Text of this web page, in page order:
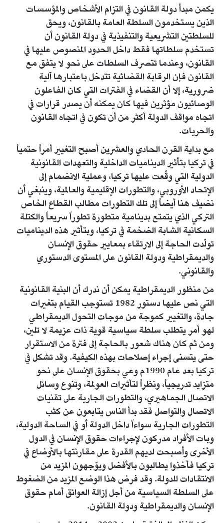
يكمن مبدأ دولة القانون في التزام الأشخاص والمؤسسات
الذين يستخدمون السلطة العامة بالقانون، ويحق
للسلطتين التشريعية والتنفيذية في دولة القانون أن
تستخدم سلطاتها فقط داخل الحدود المنصوص عليها في
القانون، وعندما تتصرف السلطات على نحو لا يتفق مع
القانون فإن الرقابة القضائية تتدخل باعتبارها آلية
ضرورية، إلا أن القضاء في الفترات التي كان الفاعلون
الوصائيون مؤثرين فيها كان يمكنه أن يصدر قرارات في
اتجاه مواقف الدولة أكثر من أن تكون في اتجاه القانون
والحريات.
مع بداية القرن الحادي والعشرين أصبح التغيير أمراً حتمياً
في تركيا بتأثير الديناميات الداخلية والتعهدات القانونية
الدولية التي وقّعت عليها تركيا، وعملية الانضمام إلى
الإتحاد الأوروبي، والتطورات الإقليمية والعالمية، وينبغي أن
نضيف هنا أيضاً إلى تلك التطورات مطالب القطاع الخاص
التركي الذي يتمتع بدينامية متطورة تطوراً سريعاً والكتلة
السكانية الشابة الضخمة في تركيا، وبتأثير هذه الديناميات
تولّدت الحاجة إلى الارتقاء بمعايير حقوق الإنسان
والديمقراطية ودولة القانون على المستوى الدستوري
والقانوني.
من منظور الديمقراطية يمكن أن ندرك أن البنية القانونية
التي نص عليها دستور 1982 تستوجب القيام بتغيرات
جادة، والتغيير كموجة من موجات التحول الديمقراطي
لهو أمر يتطلب سلطة سياسية قوية ذات عزيمة لا تلين،
ومن ثم كان هناك شعور بالحاجة إلى فترة من الاستقرار
حتى يتسنى إجراء إصلاحات بهذه الكيفية. وقد تشكل في
تركيا بعد عام 1990م وعي بحقوق الإنسان على نحو
متزايد تدريجياً، ونظراً لتأثيرات العولمة، وتنوع وسائل
الاتصال الجماهيري، والتطورات الجارية على تقنيات
الاتصال والتواصل فقد بدأ الناس يتابعون عن كثب
التطورات الجارية سواءاً داخل الدولة أو في الساحة الدولية،
وبات الأفراد مدركون لإجراءات حقوق الإنسان في الدول
الأخرى وأصبحت لديهم القدرة على مقارنتها بالأوضاع في
تركيا فأخذوا يطالبون بالأفضل ويوّجهون المزيد من
الانتقادات للدولة. وقد فرض هذا الوضع المزيد من الضغوط
على السلطة السياسية من أجل إزالة العوائق أمام حقوق
الإنسان والديمقراطية ودولة القانون.